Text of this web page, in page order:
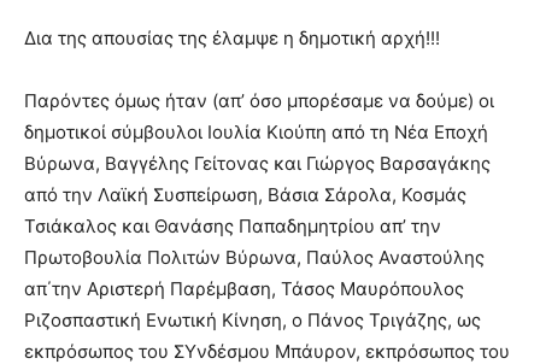
Δια της απουσίας της έλαμψε η δημοτική αρχή!!!
Παρόντες όμως ήταν (απ’ όσο μπορέσαμε να δούμε) οι
δημοτικοί σύμβουλοι Ιουλία Κιούπη από τη Νέα Εποχή
Βύρωνα, Βαγγέλης Γείτονας και Γιώργος Βαρσαγάκης
από την Λαϊκή Συσπείρωση, Βάσια Σάρολα, Κοσμάς
Τσιάκαλος και Θανάσης Παπαδημητρίου απ’ την
Πρωτοβουλία Πολιτών Βύρωνα, Παύλος Αναστούλης
απ΄την Αριστερή Παρέμβαση, Τάσος Μαυρόπουλος
Ριζοσπαστική Ενωτική Κίνηση, ο Πάνος Τριγάζης, ως
εκπρόσωπος του ΣΥνδέσμου Μπάυρον, εκπρόσωπος του